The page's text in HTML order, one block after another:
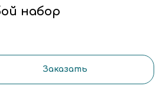
набор
Заказать